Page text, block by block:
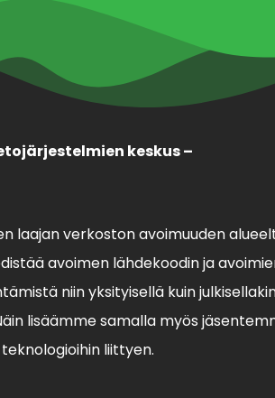
keskus –
laajan verkoston avoimuuden
avoimen lähdekoodin ja
niin yksityisellä kuin
lisäämme samalla myös
liittyen.